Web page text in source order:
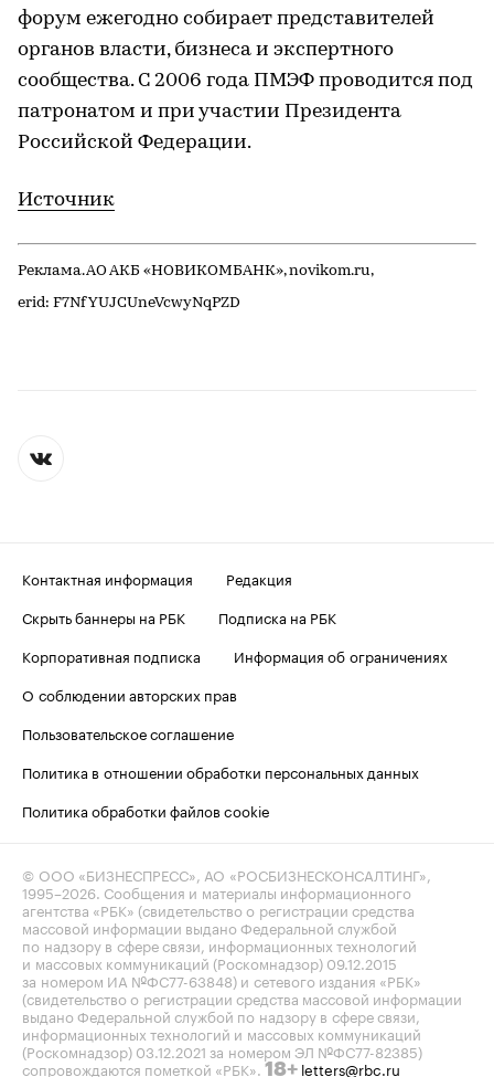
форум ежегодно собирает представителей
органов власти, бизнеса и экспертного
сообщества. С 2006 года ПМЭФ проводится под
патронатом и при участии Президента
Российской Федерации.
Источник
Реклама. АО АКБ «НОВИКОМБАНК», novikom.ru,
erid: F7NfYUJCUneVcwyNqPZD
Контактная информация
Редакция
Скрыть баннеры на РБК
Подписка на РБК
Корпоративная подписка
Информация об ограничениях
О соблюдении авторских прав
Пользовательское соглашение
Политика в отношении обработки персональных данных
Политика обработки файлов cookie
© ООО «БИЗНЕСПРЕСС», АО «РОСБИЗНЕСКОНСАЛТИНГ»,
1995–2026 . Сообщения и материалы информационного
агентства «РБК» (свидетельство о регистрации средства
массовой информации выдано Федеральной службой
по надзору в сфере связи, информационных технологий
и массовых коммуникаций (Роскомнадзор) 09.12.2015
за номером ИА №ФС77-63848) и сетевого издания «РБК»
(свидетельство о регистрации средства массовой информации
выдано Федеральной службой по надзору в сфере связи,
информационных технологий и массовых коммуникаций
(Роскомнадзор) 03.12.2021 за номером ЭЛ №ФС77-82385)
сопровождаются пометкой «РБК». 18+ letters@rbc.ru